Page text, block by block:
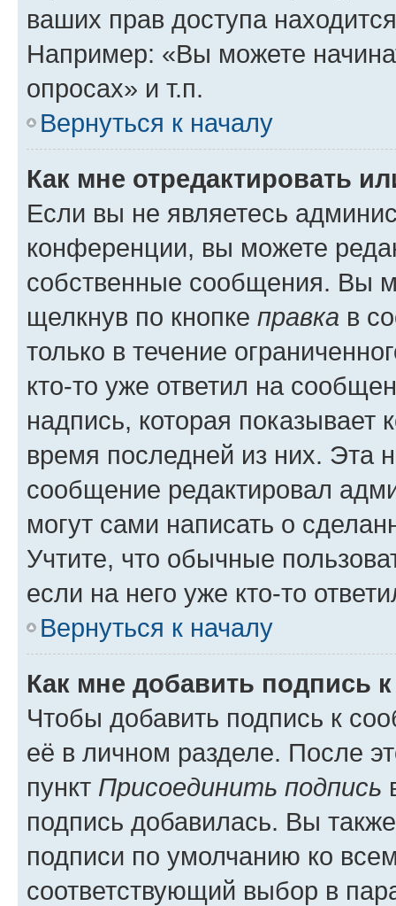
ваших прав доступа
Например: «Вы можете
опросах» и т.п.
Вернуться к началу
Как мне отредактировать
Если вы не являетесь
конференции, вы можете
собственные сообщения. Вы
щелкнув по кнопке правка в
только в течение
кто-то уже ответил на
надпись, которая показывает
время последней из них. Эта
сообщение редактировал
могут сами написать о
Учтите, что обычные
если на него уже кто-то
Вернуться к началу
Как мне добавить подпись
Чтобы добавить подпись к
её в личном разделе. После
пункт Присоединить подпись
подпись добавилась. Вы
подписи по умолчанию ко
соответствующий выбор в